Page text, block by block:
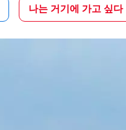
나는 거기에 가고 싶다